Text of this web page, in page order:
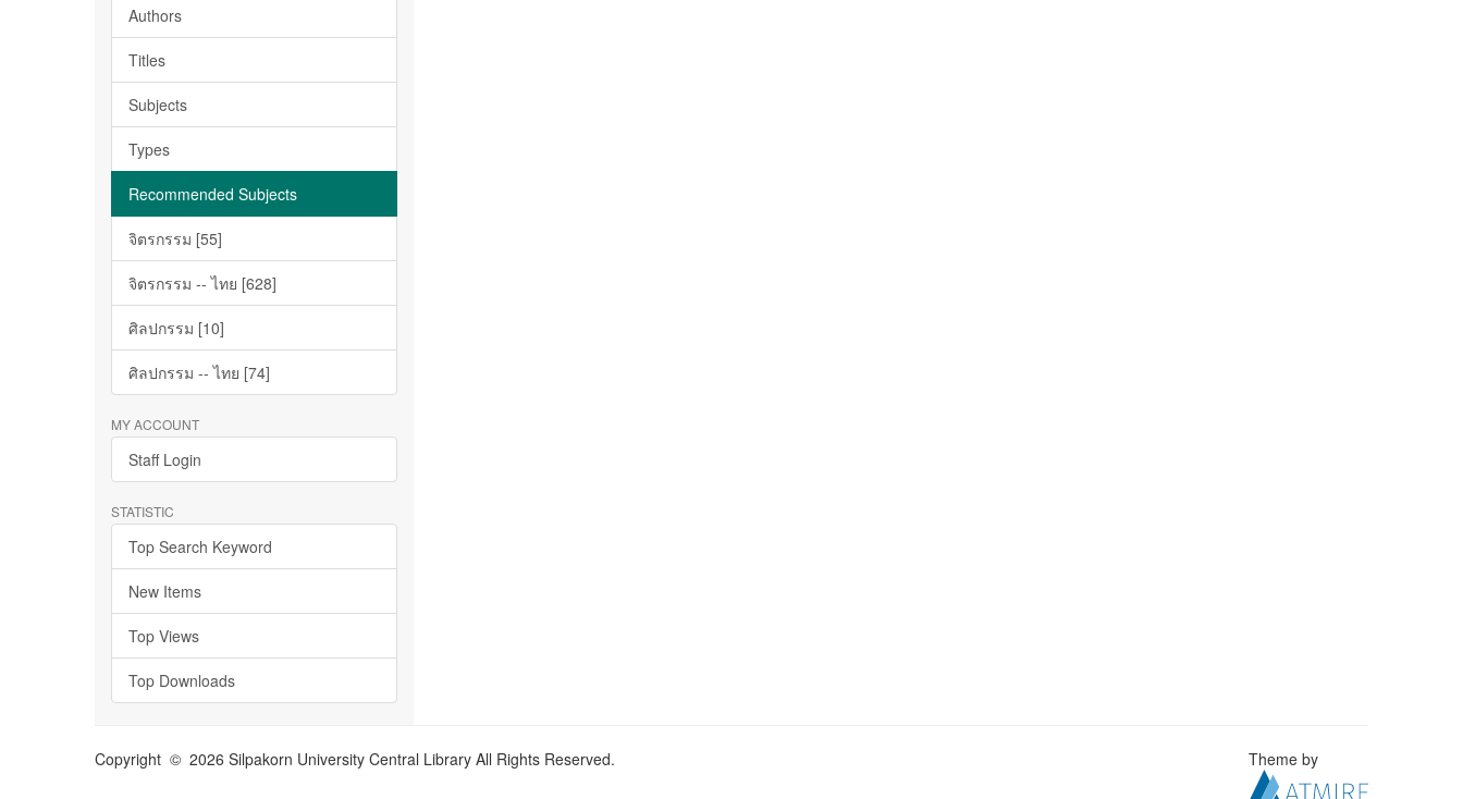
Authors
Titles
Subjects
Types
Recommended Subjects
จิตรกรรม [55]
จิตรกรรม -- ไทย [628]
ศิลปกรรม [10]
ศิลปกรรม -- ไทย [74]
MY ACCOUNT
Staff Login
STATISTIC
Top Search Keyword
New Items
Top Views
Top Downloads
Copyright © 2026 Silpakorn University Central Library All Rights Reserved. Theme by